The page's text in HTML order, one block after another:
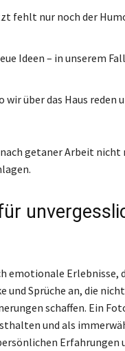
fehlt nur noch der
Ideen – in unserem
über das Haus reden
getaner Arbeit nicht
emotionale Erlebnisse,
Sprüche an, die
schaffen. Ein
und als
Erfahrungen